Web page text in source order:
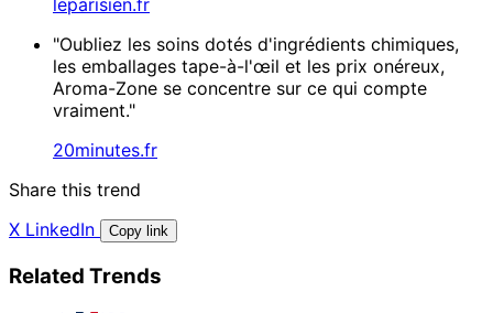
"Oubliez les soins dotés d'ingrédients chimiques,
les emballages tape-à-l'œil et les prix onéreux,
Aroma-Zone se concentre sur ce qui compte
vraiment."
20minutes.fr
Share this trend
X LinkedIn Copy link
Related Trends